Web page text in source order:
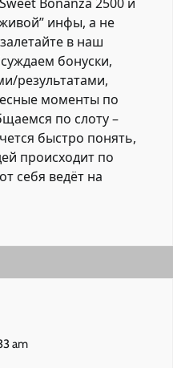
инфы, а не
в наш
бонуски,
результатами,
моменты по
по слоту –
быстро понять,
происходит по
себя ведёт на
am